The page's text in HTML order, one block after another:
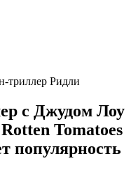
триллер Ридли
с Джудом Лоу
Tomatoes
популярность